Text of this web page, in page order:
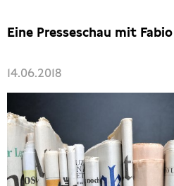
Presse
Pressebilder
Interviews
Artikel
Eine Presseschau mit
14.06.2018